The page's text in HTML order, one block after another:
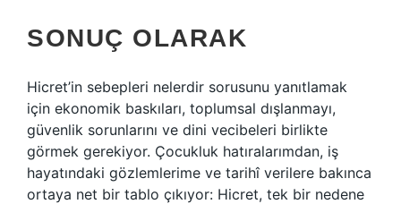
SONUÇ OLARAK
Hicret’in sebepleri nelerdir sorusunu yanıtlamak
için ekonomik baskıları, toplumsal dışlanmayı,
güvenlik sorunlarını ve dini vecibeleri birlikte
görmek gerekiyor. Çocukluk hatıralarımdan, iş
hayatındaki gözlemlerime ve tarihî verilere bakınca
ortaya net bir tablo çıkıyor: Hicret, tek bir nedene